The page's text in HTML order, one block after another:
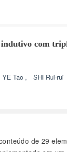
com
YE Tao ,
SHI Rui-rui
de 29